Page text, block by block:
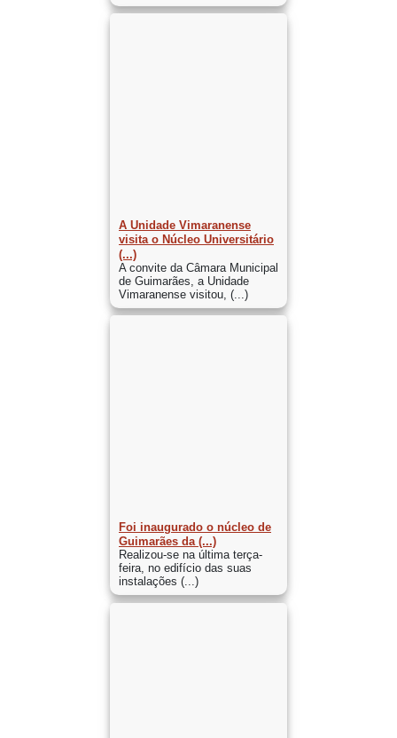
A Unidade Vimaranense
visita o Núcleo Universitário
(...)
A convite da Câmara Municipal
de Guimarães, a Unidade
Vimaranense visitou, (...)
Foi inaugurado o núcleo de
Guimarães da (...)
Realizou-se na última terça-
feira, no edifício das suas
instalações (...)